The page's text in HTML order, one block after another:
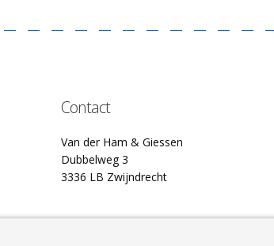
Contact
Van der Ham & Giessen
Dubbelweg 3
3336 LB Zwijndrecht